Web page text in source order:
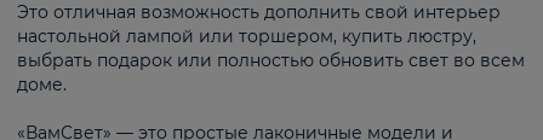
Это отличная возможность дополнить свой интерьер
настольной лампой или торшером, купить люстру,
выбрать подарок или полностью обновить свет во всем
доме.
«ВамСвет» — это простые лаконичные модели и